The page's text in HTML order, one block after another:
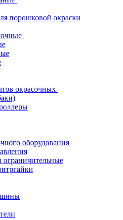
порошковой окраски
окрасочных
оборудования